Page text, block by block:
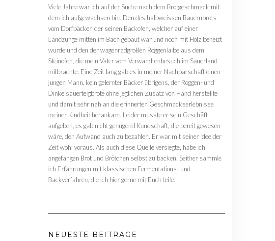
Viele Jahre war ich auf der Suche nach dem Brotgeschmack mit
dem ich aufgewachsen bin. Den des halbweissen Bauernbrots
vom Dorfbäcker, der seinen Backofen, welcher auf einer
Landzunge mitten im Bach gebaut war und noch mit Holz beheizt
wurde und den der wagenradgroßen Roggenlaibe aus dem
Steinofen, die mein Vater vom Verwandtenbesuch im Sauerland
mitbrachte. Eine Zeit lang gab es in meiner Nachbarschaft einen
jungen Mann, kein gelernter Bäcker übrigens, der Roggen- und
Dinkelsauerteigbrote ohne jeglichen Zusatz von Hand herstellte
und damit sehr nah an die erinnerten Geschmackserlebnisse
meiner Kindheit herankam. Leider musste er sein Geschäft
aufgeben, es gab nicht genügend Kundschaft, die bereit gewesen
wäre, den Aufwand auch zu bezahlen. Er war mit seiner Idee der
Zeit wohl voraus. Als auch diese Quelle versiegte, habe ich
angefangen Brot und Brötchen selbst zu backen. Seither sammle
ich Erfahrungen mit klassischen Fermentations- und
Backverfahren, die ich hier gerne mit Euch teile.
NEUESTE BEITRÄGE